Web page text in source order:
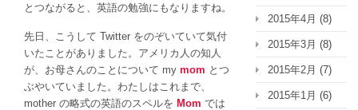
リ
カ
英
の
とつながると、英語の勉強にもなりますね。
先日、こうして Twitter をのぞいていて気付
いたことがありました。アメリカ人の知人
が、お母さんのことについて my mom とつ
ぶやいていました。わたしはこれまで、
mother の略式の英語のスペルを Mom では
2015年4月 (8)
2015年3月 (8)
2015年2月 (7)
2015年1月 (6)